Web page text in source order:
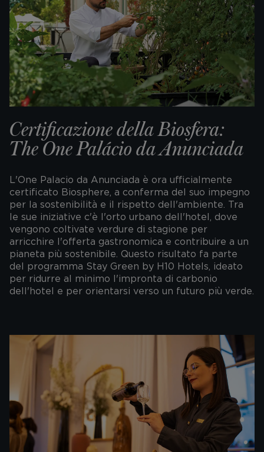
Certificazione della Biosfera:
The One Palácio da Anunciada
L'One Palacio da Anunciada è ora ufficialmente
certificato Biosphere, a conferma del suo impegno
per la sostenibilità e il rispetto dell'ambiente. Tra
le sue iniziative c'è l'orto urbano dell'hotel, dove
vengono coltivate verdure di stagione per
arricchire l'offerta gastronomica e contribuire a un
pianeta più sostenibile. Questo risultato fa parte
del programma Stay Green by H10 Hotels, ideato
per ridurre al minimo l'impronta di carbonio
dell'hotel e per orientarsi verso un futuro più verde.